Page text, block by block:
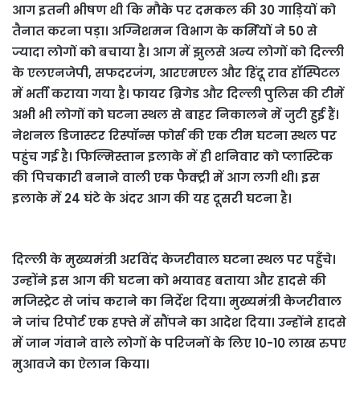
आग इतनी भीषण थी कि मौके पर दमकल की 30 गाड़ियों को
तैनात करना पड़ा। अग्निशमन विभाग के कर्मियों ने 50 से
ज्यादा लोगों को बचाया है। आग में झुलसे अन्य लोगों को दिल्ली
के एलएनजेपी, सफदरजंग, आरएमएल और हिंदू राव हॉस्पिटल
में भर्ती कराया गया है। फायर ब्रिगेड और दिल्ली पुलिस की टीमें
अभी भी लोगों को घटना स्थल से बाहर निकालने में जुटी हुई हैं।
नेशनल डिजास्टर रिस्पॉन्स फोर्स की एक टीम घटना स्थल पर
पहुंच गई है। फिल्मिस्तान इलाके में ही शनिवार को प्लास्टिक
की पिचकारी बनाने वाली एक फैक्ट्री में आग लगी थी। इस
इलाके में 24 घंटे के अंदर आग की यह दूसरी घटना है।
दिल्ली के मुख्यमंत्री अरविंद केजरीवाल घटना स्थल पर पहुँचे।
उन्हाेंने इस आग की घटना को भयावह बताया और हादसे की
मजिस्ट्रेट से जांच कराने का निर्देश दिया। मुख्यमंत्री केजरीवाल
ने जांच रिपोर्ट एक हफ्ते में सौंपने का आदेश दिया। उन्होंने हादसे
में जान गंवाने वाले लोगों के परिजनों के लिए 10-10 लाख रुपए
मुआवजे का ऐलान किया।